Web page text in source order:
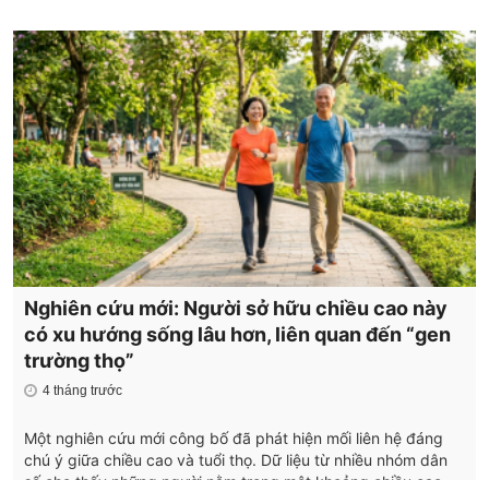
Nghiên cứu mới: Người sở hữu chiều cao này
có xu hướng sống lâu hơn, liên quan đến “gen
trường thọ”
4 tháng trước
Một nghiên cứu mới công bố đã phát hiện mối liên hệ đáng
chú ý giữa chiều cao và tuổi thọ. Dữ liệu từ nhiều nhóm dân